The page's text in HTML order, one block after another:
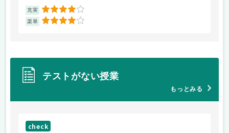
充実 4
楽単 4
テストがない授業
もっとみる
check